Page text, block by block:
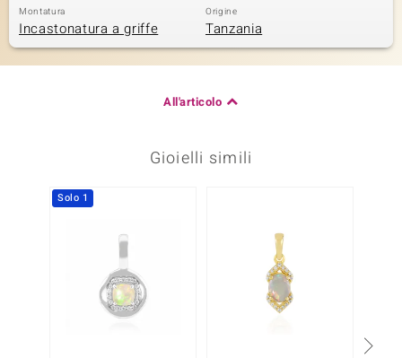
Montatura
Incastonatura a griffe
Origine
Tanzania
All'articolo
Gioielli simili
Solo 1